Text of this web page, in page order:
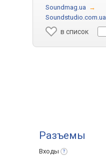
Soundmag.ua →
Soundstudio.com.ua
в список
Разъемы
Входы